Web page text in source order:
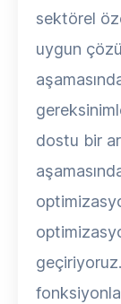
sektörel
uygun
dostu bir